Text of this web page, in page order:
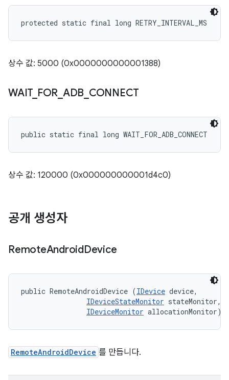
protected static final long RETRY_INTERVAL_MS
상수 값: 5000 (0x0000000000001388)
WAIT_ FOR ADB CONNECT
public static final long WAIT_FOR_ADB_CONNECT
상수 값: 120000 (0x000000000001d4c0)
공개 생성자
RemoteAndroidDevice
public RemoteAndroidDevice (IDevice device,
IDeviceStateMonitor stateMonitor,
IDeviceMonitor allocationMonitor)
RemoteAndroidDevice 를 만듭니다.